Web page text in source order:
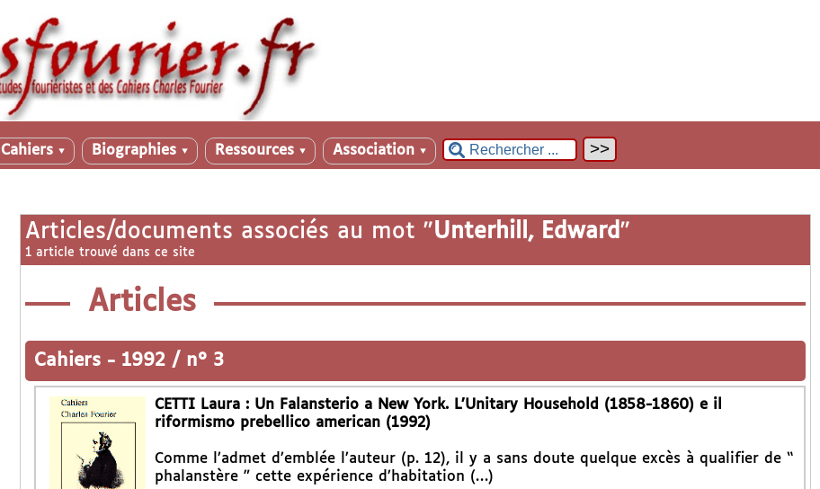
Cahiers ▼ Biographies ▼ Ressources ▼ Association ▼
Articles/documents associés au mot "Unterhill, Edward "
1 article trouvé dans ce site
Articles
Cahiers - 1992 / n° 3
CETTI Laura : Un Falansterio a New York. L’Unitary Household (1858-1860) e il
riformismo prebellico american (1992)
Comme l’admet d’emblée l’auteur (p. 12), il y a sans doute quelque excès à qualifier de “
phalanstère ” cette expérience d’habitation (…)